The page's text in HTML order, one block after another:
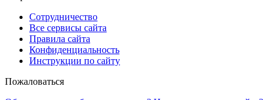
Сотрудничество
Все сервисы сайта
Правила сайта
Конфиденциальность
Инструкции по сайту
Пожаловаться